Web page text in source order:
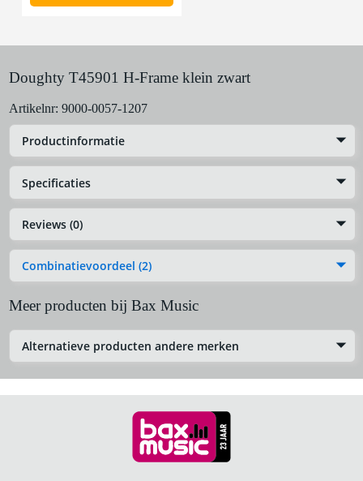
Doughty T45901 H-Frame klein zwart
Artikelnr: 9000-0057-1207
Productinformatie
Specificaties
Reviews (0)
Combinatievoordeel (2)
Meer producten bij Bax Music
Alternatieve producten andere merken